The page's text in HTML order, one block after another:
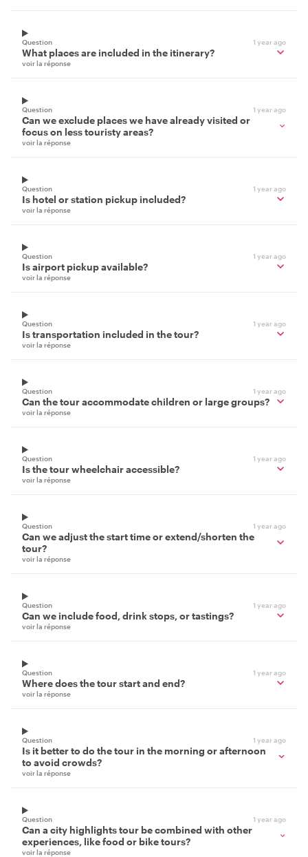
Question 1 year ago
What places are included in the itinerary?
voir la réponse
Question 1 year ago
Can we exclude places we have already visited or
focus on less touristy areas?
voir la réponse
Question 1 year ago
Is hotel or station pickup included?
voir la réponse
Question 1 year ago
Is airport pickup available?
voir la réponse
Question 1 year ago
Is transportation included in the tour?
voir la réponse
Question 1 year ago
Can the tour accommodate children or large groups?
voir la réponse
Question 1 year ago
Is the tour wheelchair accessible?
voir la réponse
Question 1 year ago
Can we adjust the start time or extend/shorten the
tour?
voir la réponse
Question 1 year ago
Can we include food, drink stops, or tastings?
voir la réponse
Question 1 year ago
Where does the tour start and end?
voir la réponse
Question 1 year ago
Is it better to do the tour in the morning or afternoon
to avoid crowds?
voir la réponse
Question 1 year ago
Can a city highlights tour be combined with other
experiences, like food or bike tours?
voir la réponse